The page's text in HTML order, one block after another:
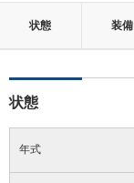
状態 装備
状態
年式